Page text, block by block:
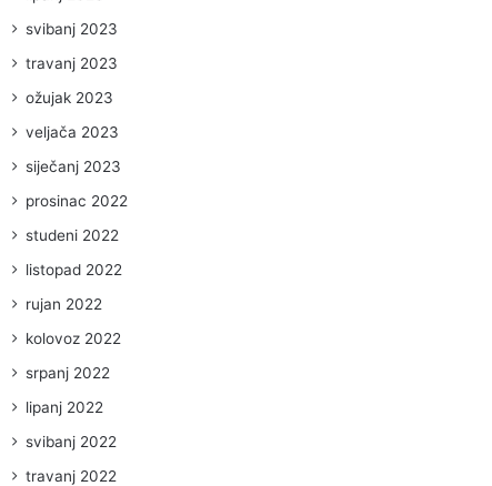
svibanj 2023
travanj 2023
ožujak 2023
veljača 2023
siječanj 2023
prosinac 2022
studeni 2022
listopad 2022
rujan 2022
kolovoz 2022
srpanj 2022
lipanj 2022
svibanj 2022
travanj 2022